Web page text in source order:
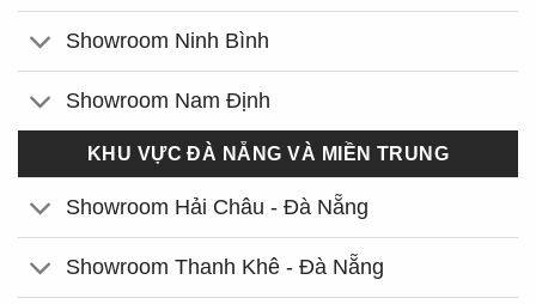
Showroom Ninh Bình
Showroom Nam Định
KHU VỰC ĐÀ NẴNG VÀ MIỀN TRUNG
Showroom Hải Châu - Đà Nẵng
Showroom Thanh Khê - Đà Nẵng